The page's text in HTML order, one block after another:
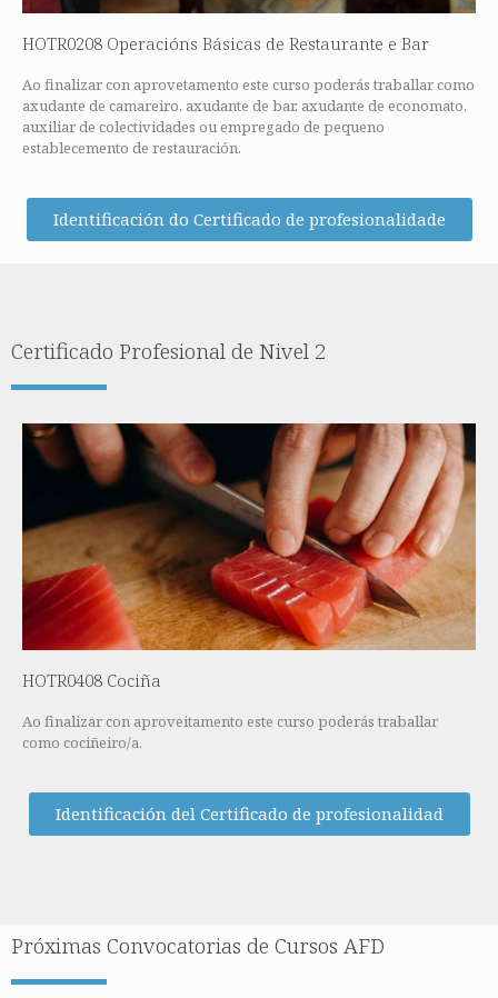
HOTR0208 Operacións Básicas de Restaurante e Bar
Ao finalizar con aprovetamento este curso poderás traballar como
axudante de camareiro, axudante de bar, axudante de economato,
auxiliar de colectividades ou empregado de pequeno
establecemento de restauración.
Identificación do Certificado de profesionalidade
Certificado Profesional de Nivel 2
HOTR0408 Cociña
Ao finalizar con aproveitamento este curso poderás traballar
como cociñeiro/a.
Identificación del Certificado de profesionalidad
Próximas Convocatorias de Cursos AFD